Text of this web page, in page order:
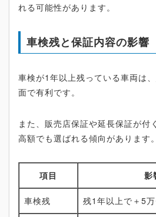
れる可能性があります。
車検残と保証内容の影響
車検が1年以上残っている車両は
面で有利です。
また、販売店保証や延長保証が付
高額でも選ばれる傾向があります。
項目 影
車検残 残1年以上で＋5